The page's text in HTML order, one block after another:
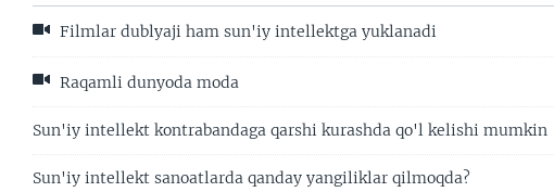
Filmlar dublyaji ham sun'iy intellektga yuklanadi
Raqamli dunyoda moda
Sun'iy intellekt kontrabandaga qarshi kurashda qo'l kelishi mumkin
Sun'iy intellekt sanoatlarda qanday yangiliklar qilmoqda?